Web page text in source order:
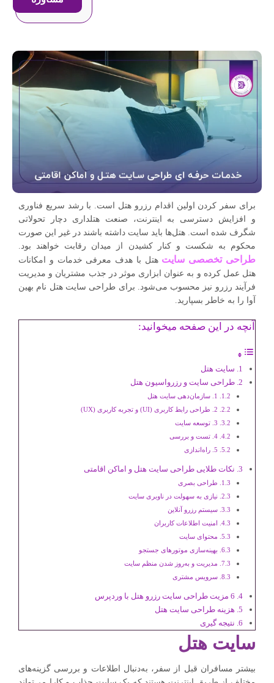
برای سفر کردن اولین اقدام رزرو هتل است. با رشد سریع فناوری
و افزایش دسترسی به اینترنت، صنعت هتلداری دچار تحولاتی
شگرف شده است. هتل‌ها باید سایت داشته باشند در غیر این صورت
محکوم به شکست و کنار کشیدن از میدان رقابت خواهند بود.
طراحی تخصصی سایت هتل با هدف معرفی خدمات و امکانات
هتل عمل کرده و به عنوان ابزاری موثر در جذب مشتریان و مدیریت
فرآیند رزرو نیز محسوب می‌شود. برای طراحی سایت هتل نام بهین
آوا را به خاطر بسپارید.
آنچه در این صفحه میخوانید:
سایت هتل
طراحی سایت و رزرواسیون هتل
1. سازمان‌دهی سایت هتل
2. طراحی رابط کاربری (UI) و تجربه کاربری (UX)
3. توسعه سایت
4. تست و بررسی
5. راه‌اندازی
نکات طلایی طراحی سایت هتل و اماکن اقامتی
طراحی بصری
نیازی به سهولت در ناوبری سایت
سیستم رزرو آنلاین
امنیت اطلاعات کاربران
محتوای سایت
بهینه‌سازی موتورهای جستجو
مدیریت و به‌روز شدن منظم سایت
سرویس مشتری
6 مزیت طراحی سایت رزرو هتل با وردپرس
هزینه طراحی سایت هتل
نتیجه گیری
سایت هتل
بیشتر مسافران قبل از سفر، به‌دنبال اطلاعات و بررسی گزینه‌های